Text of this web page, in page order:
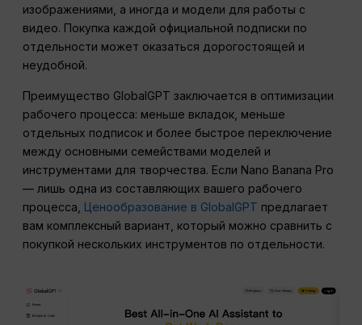
изображениями, а иногда и модели для работы с
видео. Покупка каждой официальной подписки по
отдельности может оказаться дорогостоящей и
неудобной.
Преимущество GlobalGPT заключается в оптимизации
рабочего процесса: меньше вкладок, меньше
отдельных подписок и более быстрое переключение
между основными семействами моделей и
инструментами для творчества. Если Nano Banana Pro
— лишь одна из составляющих вашего рабочего
процесса, Ценообразование в GlobalGPT предлагает
вам комплексный вариант, который можно сравнить с
покупкой нескольких инструментов по отдельности.